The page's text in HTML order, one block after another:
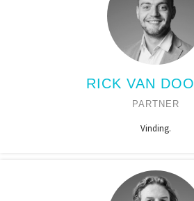
RICK VAN
PARTNER
Vinding.